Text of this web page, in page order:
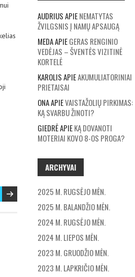
AUDRIUSAPIENEMATYTAS
ŽVILGSNIS Į NAMŲ APSAUGĄ
MEDAAPIEGERAS RENGINIO
VEDĖJAS – ŠVENTĖS VIZITINĖ
KORTELĖ
KAROLISAPIEAKUMULIATORINIAI
PRIETAISAI
ONAAPIEVAISTAŽOLIŲ PIRKIMAS:
KĄ SVARBU ŽINOTI?
GIEDRĖAPIEKĄ DOVANOTI
MOTERIAI KOVO 8-OS PROGA?
ARCHYVAI
2025 M. RUGSĖJO MĖN.
2025 M. BALANDŽIO MĖN.
2024 M. RUGSĖJO MĖN.
2024 M. LIEPOS MĖN.
2023 M. GRUODŽIO MĖN.
2023 M. LAPKRIČIO MĖN.